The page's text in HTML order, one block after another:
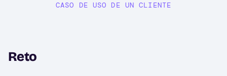
CASO DE USO DE UN CLIENTE
Reto